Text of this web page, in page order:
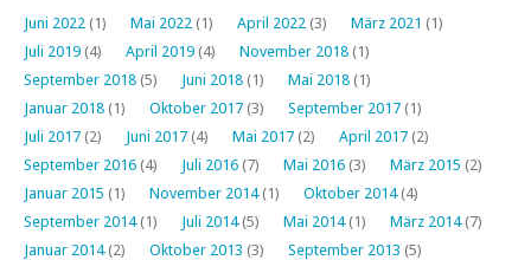
Juni 2022 (1) Mai 2022 (1) April 2022 (3) März 2021 (1)
Juli 2019 (4) April 2019 (4) November 2018 (1)
September 2018 (5) Juni 2018 (1) Mai 2018 (1)
Januar 2018 (1) Oktober 2017 (3) September 2017 (1)
Juli 2017 (2) Juni 2017 (4) Mai 2017 (2) April 2017 (2)
September 2016 (4) Juli 2016 (7) Mai 2016 (3) März 2015 (2)
Januar 2015 (1) November 2014(1) Oktober 2014(4)
September 2014(1) Juli 2014(5) Mai 2014(1) März 2014(7)
Januar 2014(2) Oktober 2013 (3) September 2013 (5)